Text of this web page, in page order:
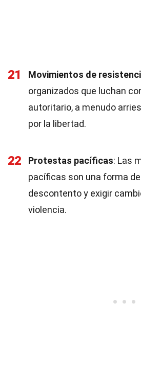
21 Movimientos de
organizados que luchan
autoritario, a menudo
por la libertad.
22 Protestas pacíficas: Las
pacíficas son una forma
descontento y exigir
violencia.